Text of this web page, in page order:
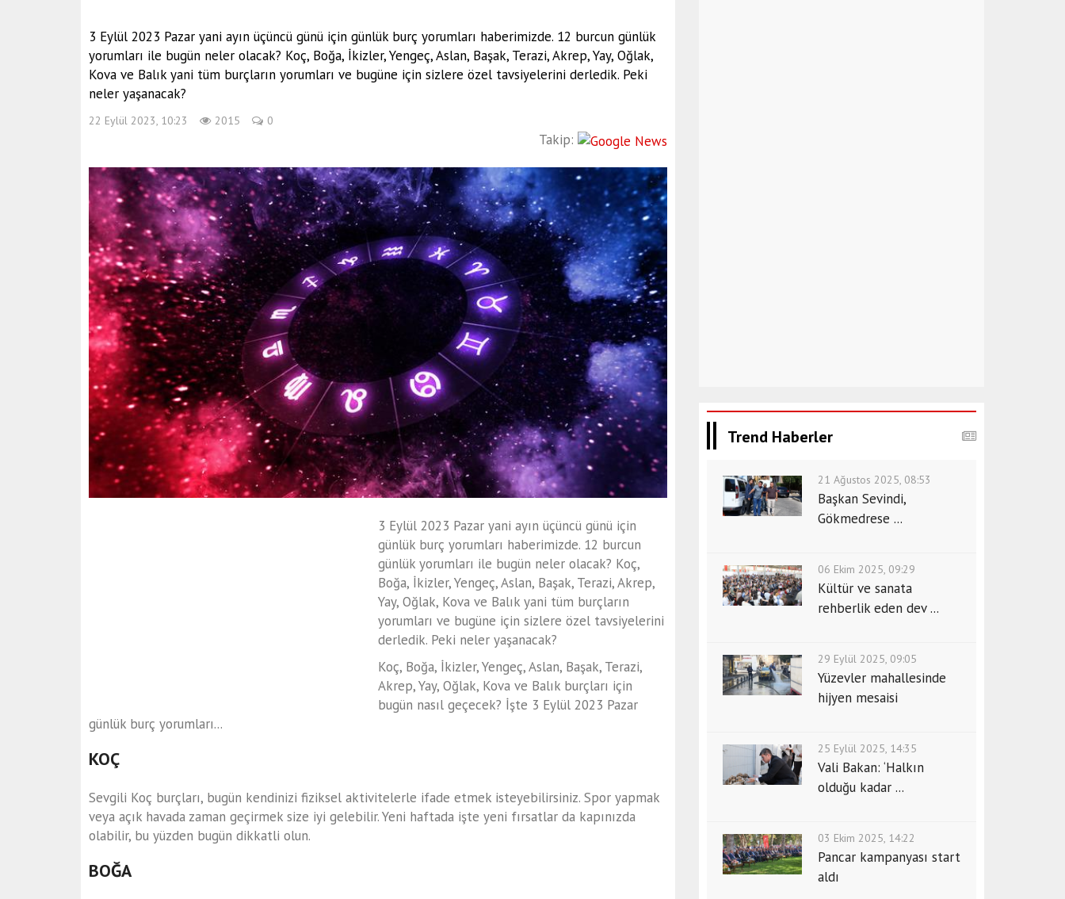
3 Eylül 2023 Pazar yani ayın üçüncü günü için günlük burç yorumları haberimizde. 12 burcun günlük
yorumları ile bugün neler olacak? Koç, Boğa, İkizler, Yengeç, Aslan, Başak, Terazi, Akrep, Yay, Oğlak,
Kova ve Balık yani tüm burçların yorumları ve bugüne için sizlere özel tavsiyelerini derledik. Peki
neler yaşanacak?
22 Eylül 2023, 10:23 2015 0
Takip:
3 Eylül 2023 Pazar yani ayın üçüncü günü için
günlük burç yorumları haberimizde. 12 burcun
günlük yorumları ile bugün neler olacak? Koç,
Boğa, İkizler, Yengeç, Aslan, Başak, Terazi, Akrep,
Yay, Oğlak, Kova ve Balık yani tüm burçların
yorumları ve bugüne için sizlere özel tavsiyelerini
derledik. Peki neler yaşanacak?
Koç, Boğa, İkizler, Yengeç, Aslan, Başak, Terazi,
Akrep, Yay, Oğlak, Kova ve Balık burçları için
bugün nasıl geçecek? İşte 3 Eylül 2023 Pazar
günlük burç yorumları...
KOÇ
Sevgili Koç burçları, bugün kendinizi fiziksel aktivitelerle ifade etmek isteyebilirsiniz. Spor yapmak
veya açık havada zaman geçirmek size iyi gelebilir. Yeni haftada işte yeni fırsatlar da kapınızda
olabilir, bu yüzden bugün dikkatli olun.
BOĞA
Trend Haberler
21 Ağustos 2025, 08:53
Başkan Sevindi,
Gökmedrese ...
06 Ekim 2025, 09:29
Kültür ve sanata
rehberlik eden dev ...
29 Eylül 2025, 09:05
Yüzevler mahallesinde
hijyen mesaisi
25 Eylül 2025, 14:35
Vali Bakan: ‘Halkın
olduğu kadar ...
03 Ekim 2025, 14:22
Pancar kampanyası start
aldı